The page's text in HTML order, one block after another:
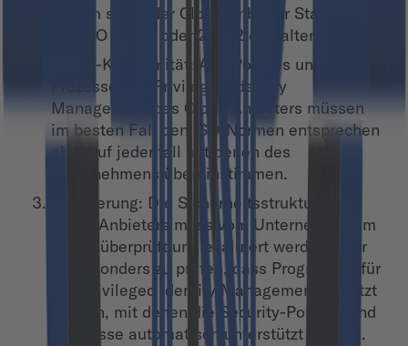
Zudem sollte der Cloud Anbieter Standards
wie ISO 27001 oder 27002 einhalten.
Policy-Konformität: Alle Policies und
Prozesse des Privileged Identity
Management des Cloud Anbieters müssen
im besten Fall den ISO-Normen entsprechen
aber auf jedenfall mit denen des
Unternehmens übereinstimmen.
Evaluierung: Die Sicherheitsstruktur des
Cloud Anbieters muss vom Unternehmen im
Detail überprüft und evaluiert werden. Hier
ist besonders zu prüfen, dass Programme für
das Privileged Identity Management genutzt
werden, mit denen die Security-Policies und
-Prozesse automatisch unterstützt werden.